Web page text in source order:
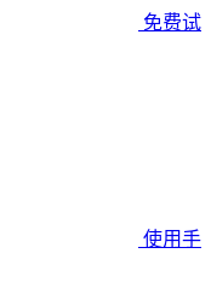
免费试
使用手